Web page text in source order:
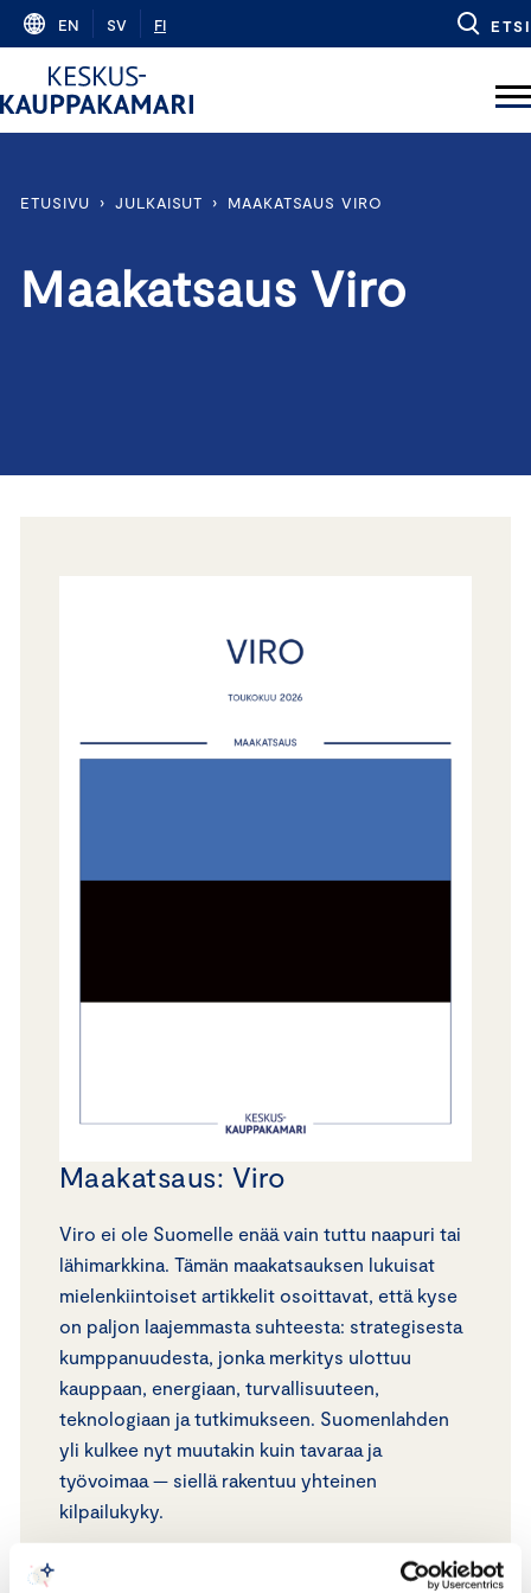
Skip
content
EN SV FI ETSI
ETUSIVU › JULKAISUT › MAAKATSAUS VIRO
Maakatsaus Viro
Maakatsaus: Viro
Viro ei ole Suomelle enää vain tuttu naapuri tai
lähimarkkina. Tämän maakatsauksen lukuisat
mielenkiintoiset artikkelit osoittavat, että kyse
on paljon laajemmasta suhteesta: strategisesta
kumppanuudesta, jonka merkitys ulottuu
kauppaan, energiaan, turvallisuuteen,
teknologiaan ja tutkimukseen. Suomenlahden
yli kulkee nyt muutakin kuin tavaraa ja
työvoimaa — siellä rakentuu yhteinen
kilpailukyky.